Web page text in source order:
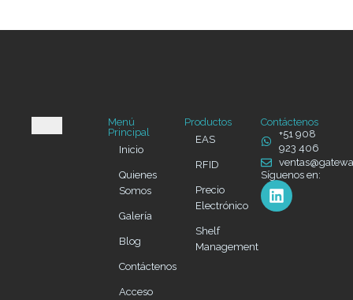
Menú
Principal
Inicio
Quienes
Somos
Galería
Blog
Contáctenos
Acceso
Productos
EAS
RFID
Precio
Electrónico
Shelf
Management
Contáctenos
+51 908
923 406
Síguenos en: